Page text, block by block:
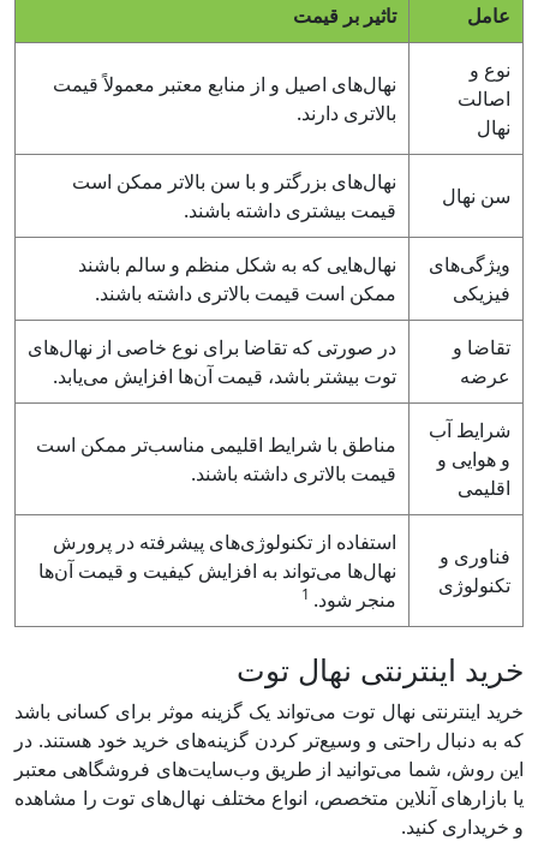
عامل تاثیر بر قیمت
نوع و
اصالت
نهال
نهال‌های اصیل و از منابع معتبر معمولاً قیمت
بالاتری دارند.
سن نهال
نهال‌های بزرگتر و با سن بالاتر ممکن است
قیمت بیشتری داشته باشند.
ویژگی‌های
فیزیکی
نهال‌هایی که به شکل منظم و سالم باشند
ممکن است قیمت بالاتری داشته باشند.
تقاضا و
عرضه
در صورتی که تقاضا برای نوع خاصی از نهال‌های
توت بیشتر باشد، قیمت آن‌ها افزایش می‌یابد.
شرایط آب
و هوایی و
اقلیمی
مناطق با شرایط اقلیمی مناسب‌تر ممکن است
قیمت بالاتری داشته باشند.
فناوری و
تکنولوژی
استفاده از تکنولوژی‌های پیشرفته در پرورش
نهال‌ها می‌تواند به افزایش کیفیت و قیمت آن‌ها
منجر شود.
خرید اینترنتی نهال توت
خرید اینترنتی نهال توت می‌تواند یک گزینه موثر برای کسانی باشد
که به دنبال راحتی و وسیع‌تر کردن گزینه‌های خرید خود هستند. در
این روش، شما می‌توانید از طریق وب‌سایت‌های فروشگاهی معتبر
یا بازارهای آنلاین متخصص، انواع مختلف نهال‌های توت را مشاهده
و خریداری کنید.